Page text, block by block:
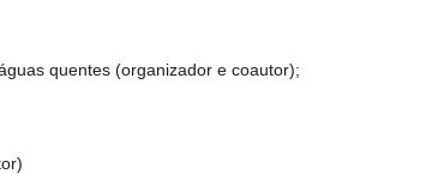
quentes (organizador e coautor);